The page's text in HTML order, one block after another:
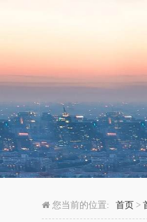
您当前的位置: 首页 >